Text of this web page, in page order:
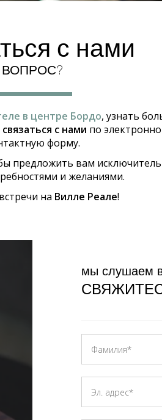
с нами
ВОПРОС?
в центре Бордо, узнать
связаться с нами по
форму.
предложить вам
и желаниями.
на Вилле Реале!
мы слушаем